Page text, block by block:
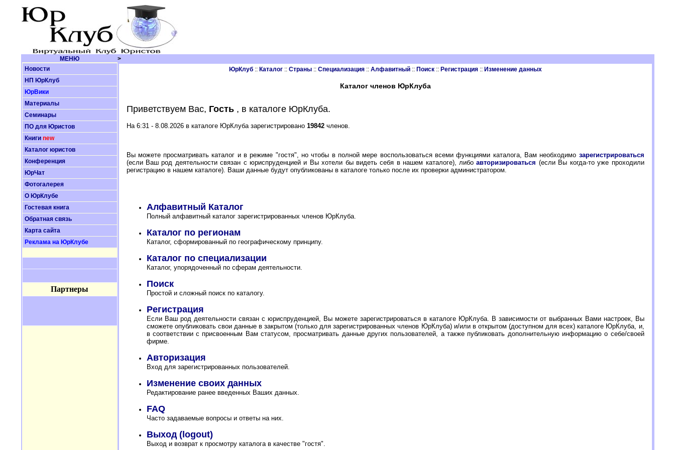
МЕНЮ
>
Новости
НП ЮрКлуб
ЮрВики
Материалы
Семинары
ПО для Юристов
Книги new
Каталог юристов
Конференция
ЮрЧат
Фотогалерея
О ЮрКлубе
Гостевая книга
Обратная связь
Карта сайта
Реклама на ЮрКлубе
Партнеры
ЮрКлуб:: Каталог:: Страны:: Специализация:: Алфавитный:: Поиск:: Регистрация:: Изменение данных
Каталог членов ЮрКлуба
Приветствуем Вас, Гость, в каталоге ЮрКлуба.
На 6:31 - 8.08.2026 в каталоге ЮрКлуба зарегистрировано 19842членов.
Вы можете просматривать каталог и в режиме "гостя", но чтобы в полной мере воспользоваться всеми функциями каталога, Вам необходимо зарегистрироваться
(если Ваш род деятельности связан с юриспруденцией и Вы хотели бы видеть себя в нашем каталоге), либоавторизироваться (если Вы когда-то уже проходили
регистрацию в нашем каталоге). Ваши данные будут опубликованы в каталоге только после их проверки администратором.
Алфавитный Каталог
Полный алфавитный каталог зарегистрированных членов ЮрКлуба.
Каталог по регионам
Каталог, сформированный по географическому принципу.
Каталог по специализации
Каталог, упорядоченный по сферам деятельности.
Поиск
Простой и сложный поиск по каталогу.
Регистрация
Если Ваш род деятельности связан с юриспруденцией, Вы можете зарегистрироваться в каталоге ЮрКлуба. В зависимости от выбранных Вами настроек, Вы
сможете опубликовать свои данные в закрытом (только для зарегистрированных членов ЮрКлуба) и/или в открытом (доступном для всех) каталоге ЮрКлуба, и,
в соответствии с присвоенным Вам статусом, просматривать данные других пользователей, а также публиковать дополнительную информацию о себе/своей
фирме.
Авторизация
Вход для зарегистрированных пользователей.
Изменение своих данных
Редактирование ранее введенных Ваших данных.
FAQ
Часто задаваемые вопросы и ответы на них.
Выход (logout)
Выход и возврат к просмотру каталога в качестве "гостя".